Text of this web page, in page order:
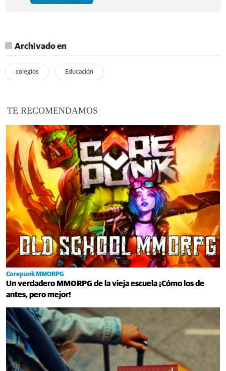
Archivado en
colegios Educación
TE RECOMENDAMOS
Corepunk MMORPG
Un verdadero MMORPG de la vieja escuela ¡Cómo los de
antes, pero mejor!